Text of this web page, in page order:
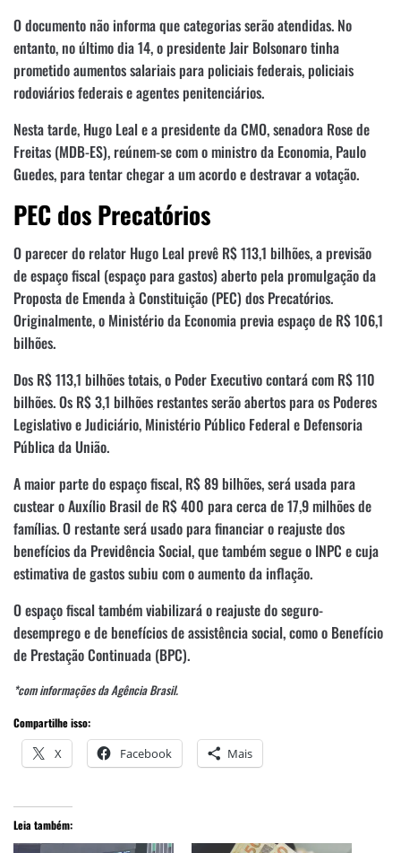
O documento não informa que categorias serão atendidas. No
entanto, no último dia 14, o presidente Jair Bolsonaro tinha
prometido aumentos salariais para policiais federais, policiais
rodoviários federais e agentes penitenciários.
Nesta tarde, Hugo Leal e a presidente da CMO, senadora Rose de
Freitas (MDB-ES), reúnem-se com o ministro da Economia, Paulo
Guedes, para tentar chegar a um acordo e destravar a votação.
PEC dos Precatórios
O parecer do relator Hugo Leal prevê R$ 113,1 bilhões, a previsão
de espaço fiscal (espaço para gastos) aberto pela promulgação da
Proposta de Emenda à Constituição (PEC) dos Precatórios.
Originalmente, o Ministério da Economia previa espaço de R$ 106,1
bilhões.
Dos R$ 113,1 bilhões totais, o Poder Executivo contará com R$ 110
bilhões. Os R$ 3,1 bilhões restantes serão abertos para os Poderes
Legislativo e Judiciário, Ministério Público Federal e Defensoria
Pública da União.
A maior parte do espaço fiscal, R$ 89 bilhões, será usada para
custear o Auxílio Brasil de R$ 400 para cerca de 17,9 milhões de
famílias. O restante será usado para financiar o reajuste dos
benefícios da Previdência Social, que também segue o INPC e cuja
estimativa de gastos subiu com o aumento da inflação.
O espaço fiscal também viabilizará o reajuste do seguro-
desemprego e de benefícios de assistência social, como o Benefício
de Prestação Continuada (BPC).
*com informações da Agência Brasil.
Compartilhe isso:
X Facebook Mais
Leia também: